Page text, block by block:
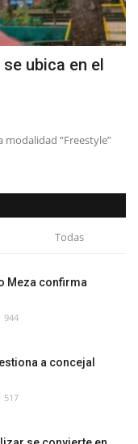
ubica en el
modalidad “Freestyle”
Todas
Meza confirma
944
a concejal
517